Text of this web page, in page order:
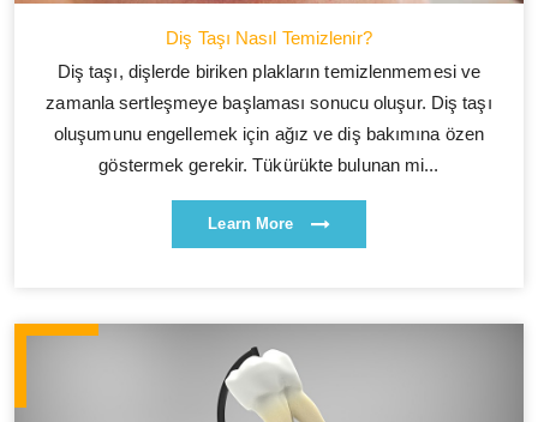
Diş Taşı Nasıl Temizlenir?
Diş taşı, dişlerde biriken plakların temizlenmemesi ve
zamanla sertleşmeye başlaması sonucu oluşur. Diş taşı
oluşumunu engellemek için ağız ve diş bakımına özen
göstermek gerekir. Tükürükte bulunan mi...
Learn More